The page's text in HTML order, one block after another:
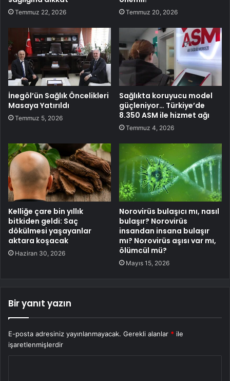
Temmuz 22, 2026 Temmuz 20, 2026
İnegöl’ün Sağlık Öncelikleri
Masaya Yatırıldı
Temmuz 5, 2026
Sağlıkta koruyucu model
güçleniyor… Türkiye’de
8.350 ASM ile hizmet ağı
Temmuz 4, 2026
Kelliğe çare bin yıllık
bitkiden geldi: Saç
dökülmesi yaşayanlar
aktara koşacak
Haziran 30, 2026
Norovirüs bulaşıcı mı, nasıl
bulaşır? Norovirüs
insandan insana bulaşır
mı? Norovirüs aşısı var mı,
ölümcül mü?
Mayıs 15, 2026
Bir yanıt yazın
E-posta adresiniz yayınlanmayacak. Gerekli alanlar * ile
işaretlenmişlerdir